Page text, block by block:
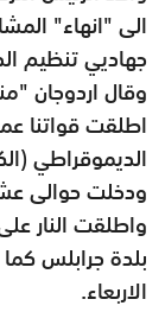
الى "انهاء"
جهاديي تنظيم
اطلقت قواتنا
الديموقراطي
ودخلت حوالى
واطلقت النار
بلدة جرابلس
الاربعاء.